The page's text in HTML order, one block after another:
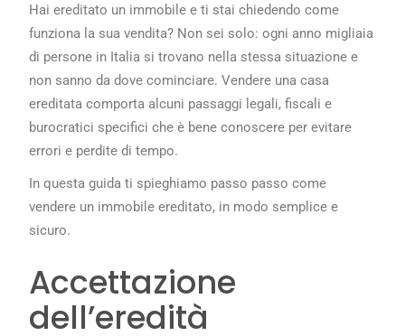
Hai ereditato un immobile e ti stai chiedendo come
funziona la sua vendita? Non sei solo: ogni anno migliaia
di persone in Italia si trovano nella stessa situazione e
non sanno da dove cominciare. Vendere una casa
ereditata comporta alcuni passaggi legali, fiscali e
burocratici specifici che è bene conoscere per evitare
errori e perdite di tempo.
In questa guida ti spieghiamo passo passo come
vendere un immobile ereditato, in modo semplice e
sicuro.
Accettazione
dell’eredità